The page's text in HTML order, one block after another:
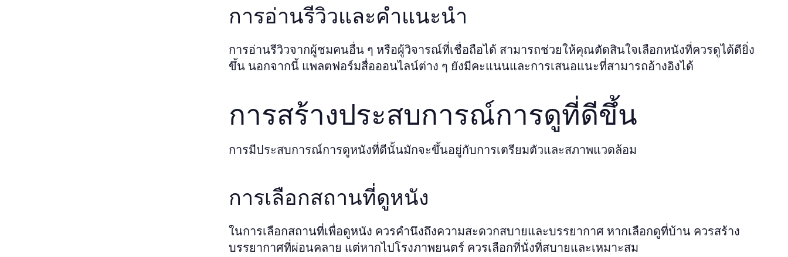
การอ่านรีวิวและคำแนะนำ
การอ่านรีวิวจากผู้ชมคนอื่น ๆ หรือผู้วิจารณ์ที่เชื่อถือได้ สามารถช่วยให้คุณตัดสินใจเลือกหนังที่ควรดูได้ดียิ่ง
ขึ้น นอกจากนี้ แพลตฟอร์มสื่อออนไลน์ต่าง ๆ ยังมีคะแนนและการเสนอแนะที่สามารถอ้างอิงได้
การสร้างประสบการณ์การดูที่ดีขึ้น
การมีประสบการณ์การดูหนังที่ดีนั้นมักจะขึ้นอยู่กับการเตรียมตัวและสภาพแวดล้อม
การเลือกสถานที่ดูหนัง
ในการเลือกสถานที่เพื่อดูหนัง ควรคำนึงถึงความสะดวกสบายและบรรยากาศ หากเลือกดูที่บ้าน ควรสร้าง
บรรยากาศที่ผ่อนคลาย แต่หากไปโรงภาพยนตร์ ควรเลือกที่นั่งที่สบายและเหมาะสม